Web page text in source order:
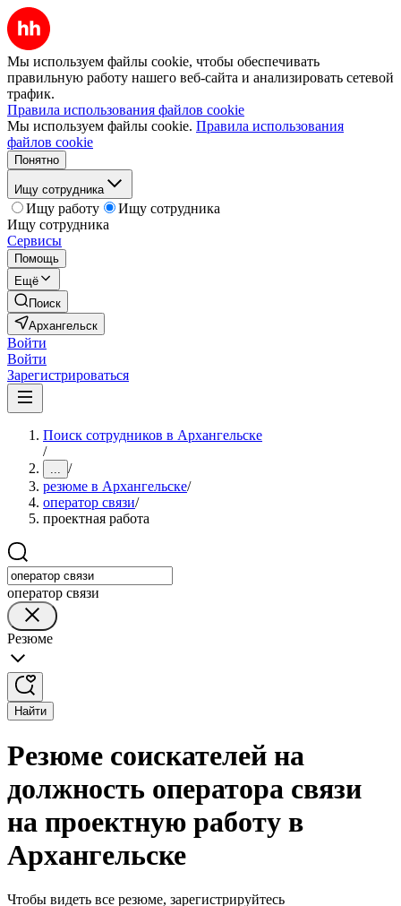
Мы используем файлы cookie, чтобы обеспечивать
правильную работу нашего веб-сайта и анализировать сетевой
трафик.
Правила использования файлов cookie
Мы используем файлы cookie. Правила использования
файлов cookie
Понятно
Ищу сотрудника
Ищу работу
Ищу сотрудника
Ищу сотрудника
Сервисы
Помощь
Ещё
Поиск
Архангельск
Войти
Войти
Зарегистрироваться
Поиск сотрудников в Архангельске
/
... /
резюме в Архангельске/
оператор связи/
проектная работа
оператор связи
Резюме
Найти
Резюме соискателей на
должность оператора связи
на проектную работу в
Архангельске
Чтобы видеть все резюме, зарегистрируйтесь